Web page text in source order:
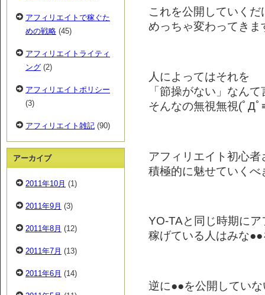
これを公開していくだ
めっちゃ変わってきま
人によってはそれを
「節操がない」なん
そんなの無視無視(ﾟДﾟ
アフィリエイト初心
積極的に魅せていくべ
YO-TAと同じ時期に
稼げている人はみな
逆に●●を公開してい
アフィリエイトで稼ぐた
めの戦略 (45)
アフィリエイトライティ
ング (2)
アフィリエイトポリシー
(3)
アフィリエイト雑記 (90)
アーカイブ
2011年10月 (1)
2011年9月 (3)
2011年8月 (12)
2011年7月 (13)
2011年6月 (14)